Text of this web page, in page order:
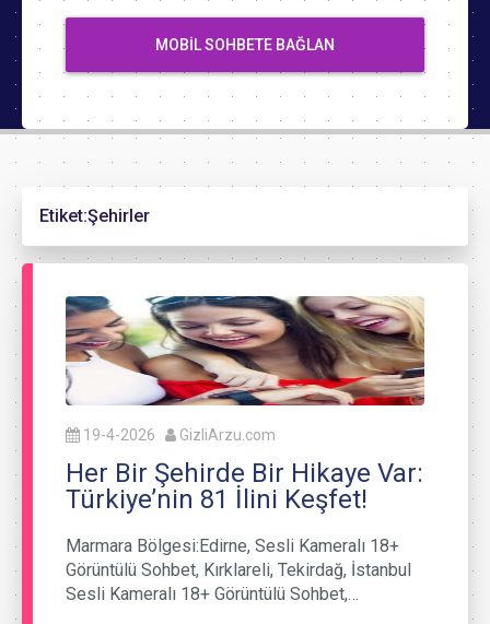
MOBIL SOHBETE BAĞLAN
Etiket:Şehirler
19-4-2026 GizliArzu.com
Her Bir Şehirde Bir Hikaye Var:
Türkiye’nin 81 İlini Keşfet!
Marmara Bölgesi:Edirne, Sesli Kameralı 18+
Görüntülü Sohbet, Kırklareli, Tekirdağ, İstanbul
Sesli Kameralı 18+ Görüntülü Sohbet,…